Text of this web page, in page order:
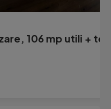
106 mp utili +